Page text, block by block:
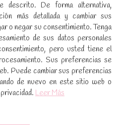
SOCIALES
y novedades, suscríbete a
descrito. De forma alternativa,
más detallada y cambiar sus
o negar su consentimiento. Tenga
de sus datos personales
pero usted tiene el
Sus preferencias se
Puede cambiar sus preferencias
de nuevo en este sitio web o
Leer Más